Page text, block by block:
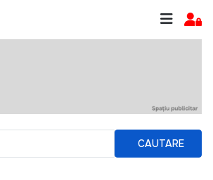
CAUTARE